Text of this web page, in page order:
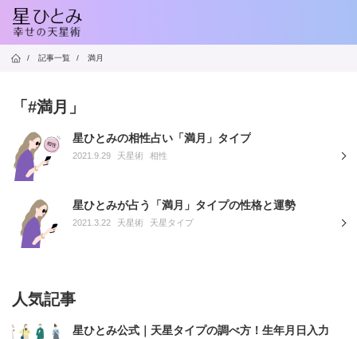
/ 記事一覧 / 満月
「#満月」
星ひとみの相性占い「満月」タイプ
2021.9.29 天星術 相性
星ひとみが占う「満月」タイプの性格と運勢
2021.3.22 天星術 天星タイプ
人気記事
星ひとみ公式｜天星タイプの調べ方！生年月日入力